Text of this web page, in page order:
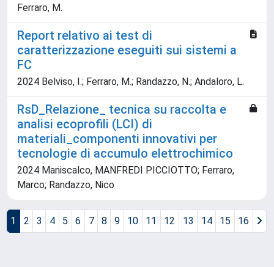
Ferraro, M.
Report relativo ai test di
caratterizzazione eseguiti sui sistemi a
FC
2024 Belviso, I.; Ferraro, M.; Randazzo, N.; Andaloro, L.
RsD_Relazione_ tecnica su raccolta e
analisi ecoprofili (LCI) di
materiali_componenti innovativi per
tecnologie di accumulo elettrochimico
2024 Maniscalco, MANFREDI PICCIOTTO; Ferraro,
Marco; Randazzo, Nico
1 2 3 4 5 6 7 8 9 10 11 12 13 14 15 16